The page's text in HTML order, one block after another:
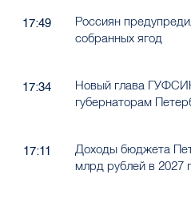
17:49
Россиян
собранных ягод
17:34
Новый глава
губернаторам
17:11
Доходы бюджета
млрд рублей в 2027